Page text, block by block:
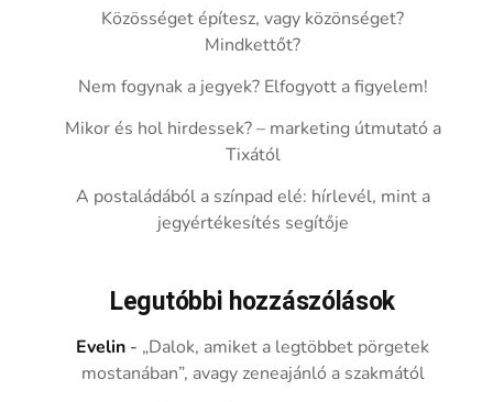
Közösséget építesz, vagy közönséget?
Mindkettőt?
Nem fogynak a jegyek? Elfogyott a figyelem!
Mikor és hol hirdessek? – marketing útmutató a
Tixától
A postaládából a színpad elé: hírlevél, mint a
jegyértékesítés segítője
Legutóbbi hozzászólások
Evelin - „Dalok, amiket a legtöbbet pörgetek
mostanában”, avagy zeneajánló a szakmától